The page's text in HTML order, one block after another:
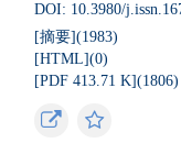
DOI: 10.3980/
[摘要](1983)
[HTML](0)
[PDF 413.71 K](1806)